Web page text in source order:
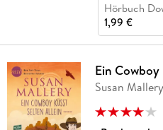
Hörbuch
1,99 €
Ein
Susan Mallery